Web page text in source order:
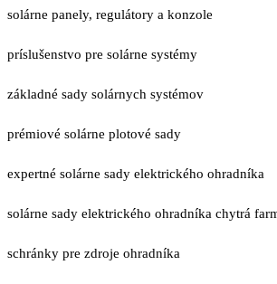
solárne panely, regulátory a konzole
príslušenstvo pre solárne systémy
základné sady solárnych systémov
prémiové solárne plotové sady
expertné solárne sady elektrického ohradníka
solárne sady elektrického ohradníka chytrá
schránky pre zdroje ohradníka